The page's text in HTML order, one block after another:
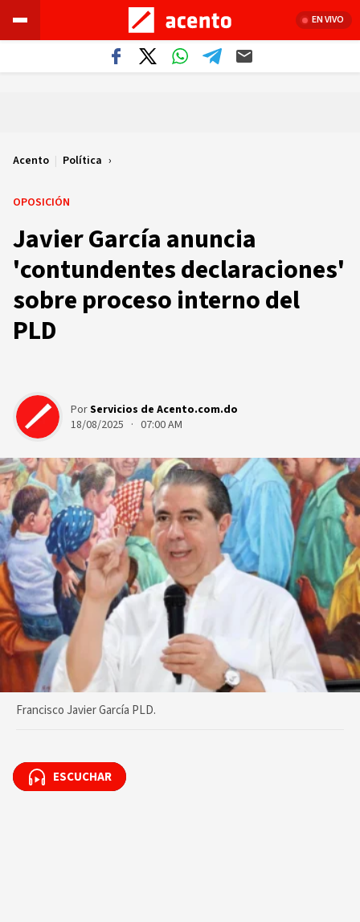
EN VIVO
Acento | Política
OPOSICIÓN
Javier García anuncia
'contundentes declaraciones'
sobre proceso interno del
PLD
PorServicios de Acento.com.do
18/08/2025 · 07:00 AM
Francisco Javier García PLD.
ESCUCHAR
ESCUCHAR